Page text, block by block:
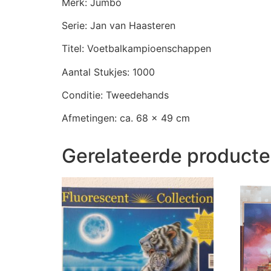
Serie: Jan van Haasteren
Titel: Voetbalkampioenschappen
Aantal Stukjes: 1000
Conditie: Tweedehands
Afmetingen: ca. 68 x 49 cm
Gerelateerde